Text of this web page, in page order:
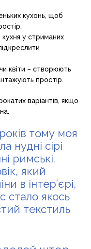
кухонь, щоб
у стриманих
квіти – створюють
простір.
варіантів, якщо
тому моя
нудні сірі
римські.
який
в інтер’єрі,
стало якось
текстиль